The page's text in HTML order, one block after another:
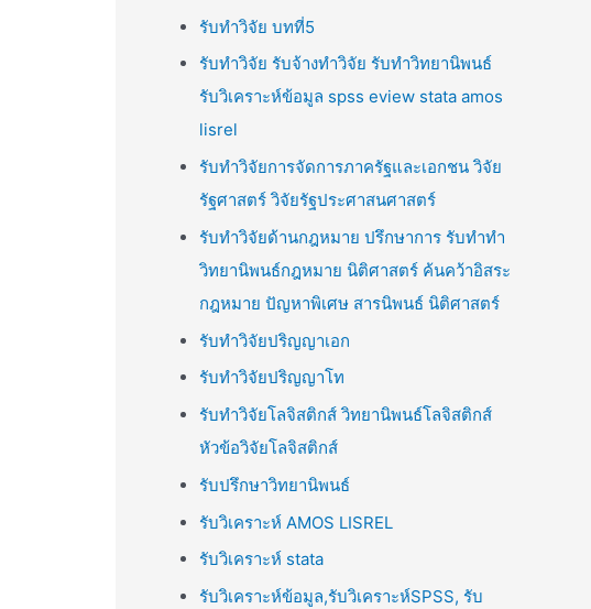
รับทำวิจัย บทที่5
รับทำวิจัย รับจ้างทำวิจัย รับทำวิทยานิพนธ์
รับวิเคราะห์ข้อมูล spss eview stata amos
lisrel
รับทำวิจัยการจัดการภาครัฐและเอกชน วิจัย
รัฐศาสตร์ วิจัยรัฐประศาสนศาสตร์
รับทำวิจัยด้านกฎหมาย ปรึกษาการ รับทำทำ
วิทยานิพนธ์กฎหมาย นิติศาสตร์ ค้นคว้าอิสระ
กฎหมาย ปัญหาพิเศษ สารนิพนธ์ นิติศาสตร์
รับทำวิจัยปริญญาเอก
รับทำวิจัยปริญญาโท
รับทำวิจัยโลจิสติกส์ วิทยานิพนธ์โลจิสติกส์
หัวข้อวิจัยโลจิสติกส์
รับปรึกษาวิทยานิพนธ์
รับวิเคราะห์ AMOS LISREL
รับวิเคราะห์ stata
รับวิเคราะห์ข้อมูล,รับวิเคราะห์SPSS, รับ